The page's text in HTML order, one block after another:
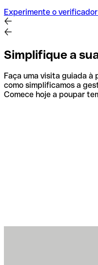
Experimente o
Simplifique a
Faça uma visita guiada à
como simplificamos a
Comece hoje a poupar